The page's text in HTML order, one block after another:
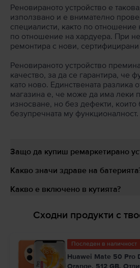
Реновираното устройство е
използвано и е внимателно
специалисти, както по отношение
по отношение на хардуера. При
ремонтира с нови, сертифицирани
Реновираното устройство
качество, за да се гарантира, че
като ново. Единствената разлика
магазина е, че може да има леки
износване, но без дефекти,
безупречната му функционалност.
Защо да купиш ремаркетирано
Какво значи здраве на
Какво е включено в кутията?
Сходни продукти с
Последен в наличност
Huawei Mate 50 Pro
Orange, 512 GB,